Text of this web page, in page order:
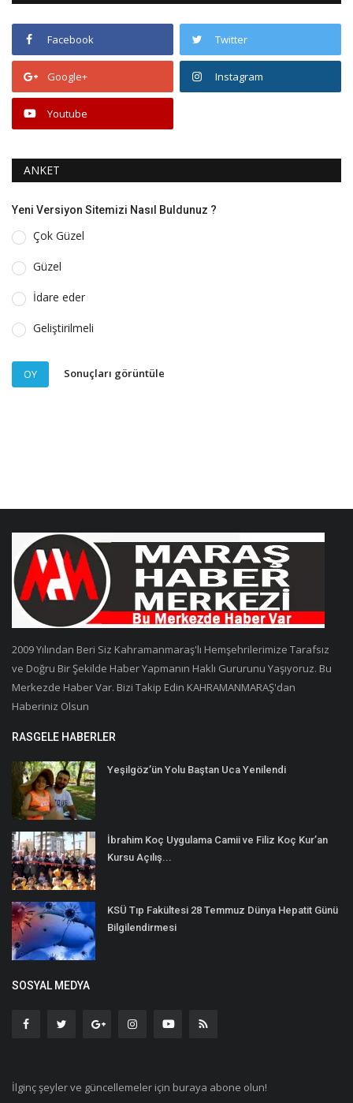
Facebook Twitter
Google+ Instagram
Youtube
ANKET
Yeni Versiyon Sitemizi Nasıl Buldunuz ?
Çok Güzel
Güzel
İdare eder
Geliştirilmeli
OY Sonuçları görüntüle
2009 Yılından Beri Siz Kahramanmaraş'lı Hemşehrilerimize Tarafsız
ve Doğru Bir Şekilde Haber Yapmanın Haklı Gururunu Yaşıyoruz. Bu
Merkezde Haber Var. Bizi Takip Edin KAHRAMANMARAŞ'dan
Haberiniz Olsun
RASGELE HABERLER
Yeşilgöz’ün Yolu Baştan Uca Yenilendi
İbrahim Koç Uygulama Camii ve Filiz Koç Kur’an
Kursu Açılış...
KSÜ Tıp Fakültesi 28 Temmuz Dünya Hepatit Günü
Bilgilendirmesi
SOSYAL MEDYA
İlginç şeyler ve güncellemeler için buraya abone olun!